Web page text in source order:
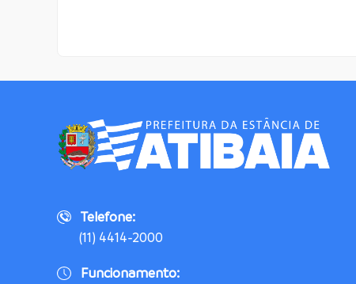
Telefone:
(11) 4414-2000
Funcionamento: